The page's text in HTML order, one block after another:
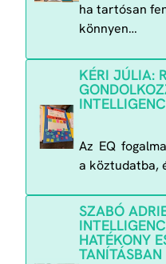
ha tartósan
könnyen…
KÉRI JÚLIA:
Az EQ
a köztudatba,
SZABÓ
HATÉKONY
TANÍTÁSBAN